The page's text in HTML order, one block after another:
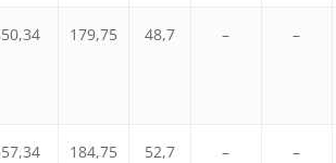
179,75 48,7 – –
184,75 52,7 – –